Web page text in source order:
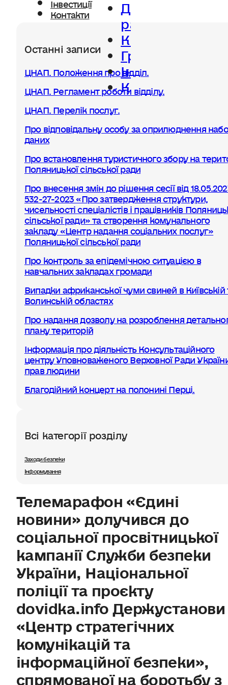
Контакти Діяльність
ради
Керівництво
Громада
Інвестиції
Контакти
Останні записи
ЦНАП. Положення про відділ.
ЦНАП. Регламент роботи відділу.
ЦНАП. Перелік послуг.
Про відповідальну особу за оприлюднення
даних
Про встановлення туристичного збору на
Поляницької сільської ради
Про внесення змін до рішення сесії від
532-27-2023 «Про затвердження структури,
чисельності спеціалістів і працівників
сільської ради» та створення комунального
закладу «Центр надання соціальних послуг»
Поляницької сільської ради
Про контроль за епідемічною ситуацією в
навчальних закладах громади
Випадки африканської чуми свиней в Київській
Волинській областях
Про надання дозволу на розроблення
плану територій
Інформація про діяльність Консультаційного
центру Уповноваженого Верховної Ради
прав людини
Благодійний концерт на полонині Перці.
Всі категорії розділу
Заходи безпеки
Інформування
Телемарафон «Єдині
новини» долучився до
соціальної просвітницької
кампанії Служби безпеки
України, Національної
поліції та проєкту
dovidka.info Держустанови
«Центр стратегічних
комунікацій та
інформаційної безпеки»,
спрямованої на боротьбу з